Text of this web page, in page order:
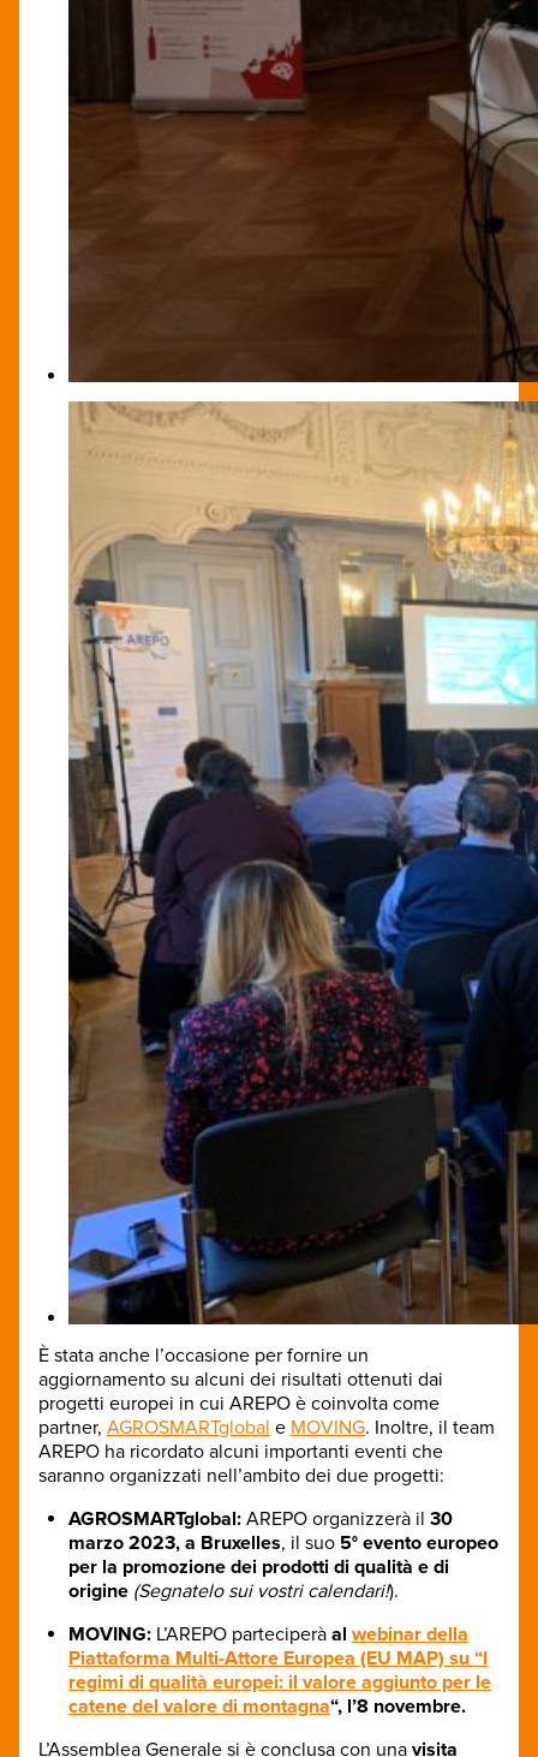
È stata anche l’occasione per fornire un
aggiornamento su alcuni dei risultati ottenuti dai
progetti europei in cui AREPO è coinvolta come
partner, AGROSMARTglobal e MOVING. Inoltre, il team
AREPO ha ricordato alcuni importanti eventi che
saranno organizzati nell’ambito dei due progetti:
AGROSMARTglobal: AREPO organizzerà il 30
marzo 2023, a Bruxelles, il suo 5° evento europeo
per la promozione dei prodotti di qualità e di
origine (Segnatelo sui vostri calendari!).
MOVING: L’AREPO parteciperà al webinar della
Piattaforma Multi-Attore Europea (EU MAP) su “I
regimi di qualità europei: il valore aggiunto per le
catene del valore di montagna“, l’8 novembre.
L’Assemblea Generale si è conclusa con una visita